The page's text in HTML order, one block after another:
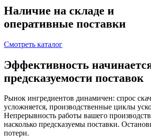
Наличие на складе и
оперативные поставки
Смотреть каталог
Эффективность
предсказуемости поставок
Рынок ингредиентов динамичен: спрос
усложняется, производственные циклы
Непрерывность работы вашего
насколько предсказуемы поставки.
потери.